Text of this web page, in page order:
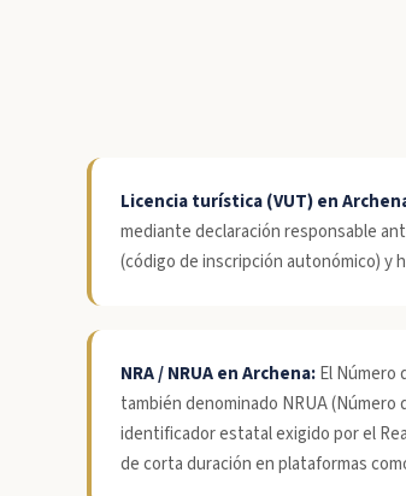
Licencia turística (VUT) en
mediante declaración responsable
(código de inscripción autonómico) y
NRA / NRUA en Archena:El Número
también denominado NRUA
identificador estatal exigido por el
de corta duración en plataformas